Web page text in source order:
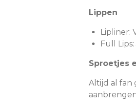
Lippen
Lipliner:
Full
Sproetjes
Altijd al fan